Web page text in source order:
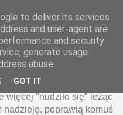
Jędrzeja
było publikowanych w
więcej "nudziło się" leżąc
nadzieję, poprawią komuś
to deliver its services
and user-agent are
and security
generate usage
abuse.
GOT IT